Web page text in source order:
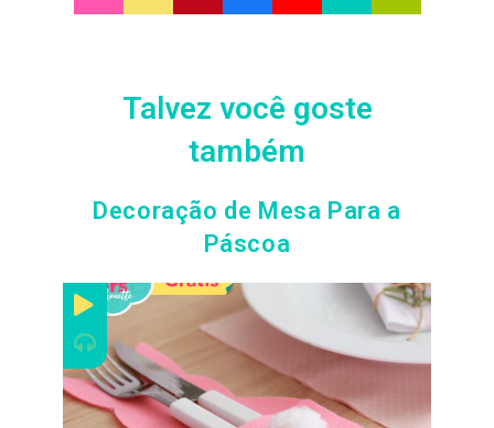
Talvez você goste
também
Decoração de Mesa Para a
Páscoa